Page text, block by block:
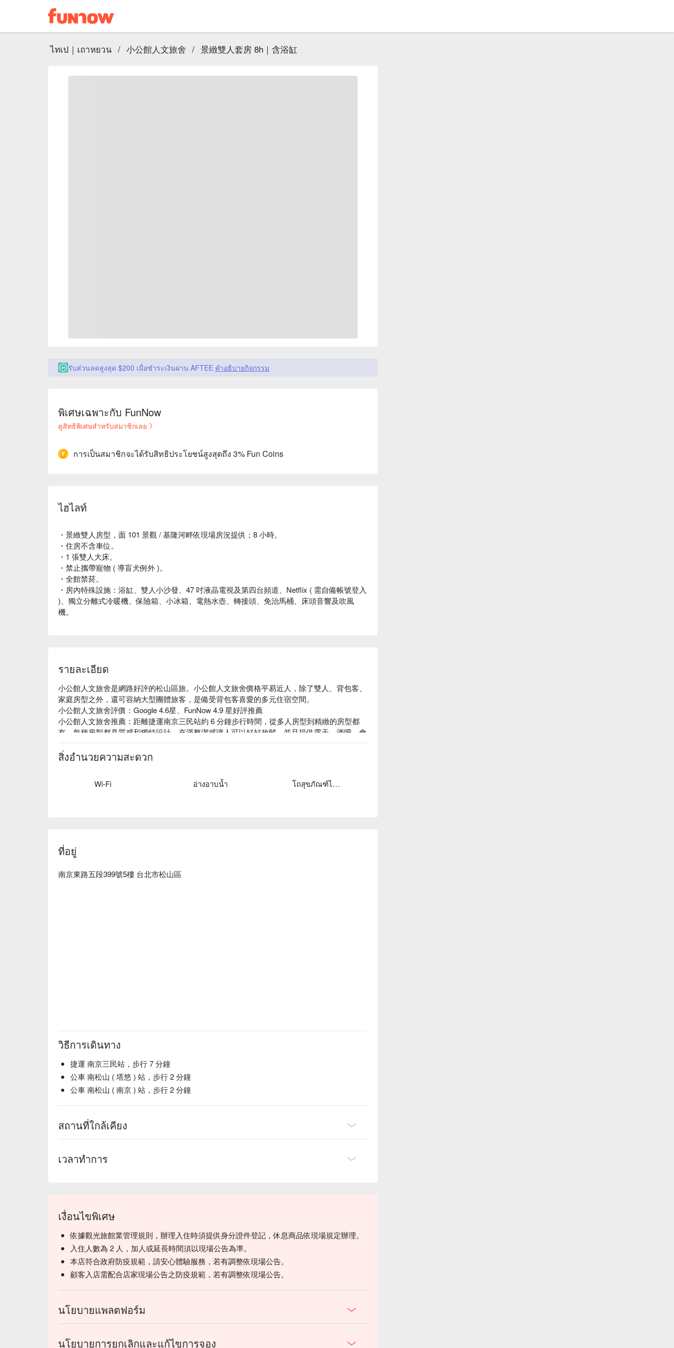
ไทเป｜เถาหยวน / 小公館人文旅舍 / 景緻雙人套房 8h｜含浴缸
รับส่วนลดสูงสุด $200 เมื่อชำระเงินผ่าน AFTEE คำอธิบายกิจกรรม
พิเศษเฉพาะกับ FunNow
ดูสิทธิพิเศษสำหรับสมาชิกเลย
การเป็นสมาชิกจะได้รับสิทธิประโยชน์สูงสุดถึง 3% Fun Coins
ไฮไลท์
・景緻雙人房型，面 101 景觀 / 基隆河畔依現場房況提供；8 小時。
・住房不含車位。
・1 張雙人大床。
・禁止攜帶寵物 ( 導盲犬例外 )。
・全館禁菸。
・房內特殊設施：浴缸、雙人小沙發、47 吋液晶電視及第四台頻道、Netflix ( 需自備帳號登入
)、獨立分離式冷暖機、保險箱、小冰箱、電熱水壺、轉接頭、免治馬桶、床頭音響及吹風
機。
รายละเอียด
小公館人文旅舍是網路好評的松山區旅。小公館人文旅舍價格平易近人，除了雙人、背包客、
家庭房型之外，還可容納大型團體旅客，是備受背包客喜愛的多元住宿空間。
小公館人文旅舍評價：Google 4.6星、FunNow 4.9 星好評推薦
小公館人文旅舍推薦：距離捷運南京三民站約 6 分鐘步行時間，從多人房型到精緻的房型都
有，每種房型都具質感和獨特設計，充滿整潔感讓人可以好好放鬆，並且提供露天、酒吧、會
議設施、遊戲室、自助洗衣設備及無障礙設施等。
小公館人文旅舍優惠、小公館人文旅舍住宿方案、小公館人文旅舍休息方案立刻查看⬇︎
สิ่งอำนวยความสะดวก
Wi-Fi อ่างอาบน้ำ โถสุขภัณฑ์ไฟฟ้า
ที่อยู่
南京東路五段399號5樓 台北市松山區
วิธีการเดินทาง
捷運 南京三民站，步行 7 分鐘
公車 南松山 ( 塔悠 ) 站，步行 2 分鐘
公車 南松山 ( 南京 ) 站，步行 2 分鐘
สถานที่ใกล้เคียง
เวลาทำการ
เงื่อนไขพิเศษ
依據觀光旅館業管理規則，辦理入住時須提供身分證件登記，休息商品依現場規定辦理。
入住人數為 2 人，加人或延長時間須以現場公告為準。
本店符合政府防疫規範，請安心體驗服務，若有調整依現場公告。
顧客入店需配合店家現場公告之防疫規範，若有調整依現場公告。
นโยบายแพลตฟอร์ม
นโยบายการยกเลิกและแก้ไขการจอง